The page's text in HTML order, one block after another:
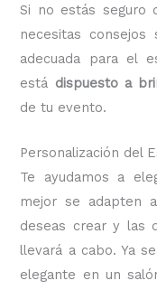
Si no estás seguro
necesitas
adecuada para el
está dispuesto a
de tu evento.
Personalización del
Te ayudamos a
mejor se adapten
deseas crear y las
llevará a cabo. Ya
elegante en un